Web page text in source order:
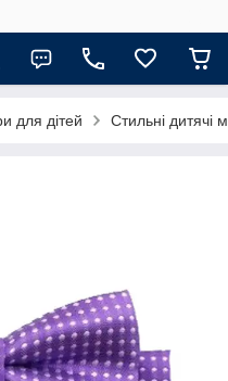
для дітей Стильні дитячі